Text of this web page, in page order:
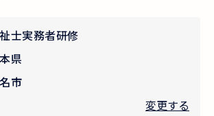
士実務者研修
県
市
変更する